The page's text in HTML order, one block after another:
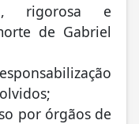
rigorosa e
de Gabriel
por órgãos de